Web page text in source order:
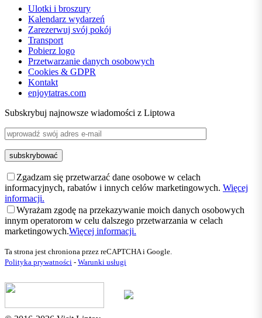
Ulotki i broszury
Kalendarz wydarzeń
Zarezerwuj svój pokój
Transport
Pobierz logo
Przetwarzanie danych osobowych
Cookies & GDPR
Kontakt
enjoytatras.com
Subskrybuj najnowsze wiadomości z Liptowa
Zgadzam się przetwarzać dane osobowe w celach
informacyjnych, rabatów i innych celów marketingowych. Więcej
informacji.
Wyrażam zgodę na przekazywanie moich danych osobowych
innym operatorom w celu dalszego przetwarzania w celach
marketingowych.Więcej informacji.
Ta strona jest chroniona przez reCAPTCHA i Google.
Polityka prywatności - Warunki usługi